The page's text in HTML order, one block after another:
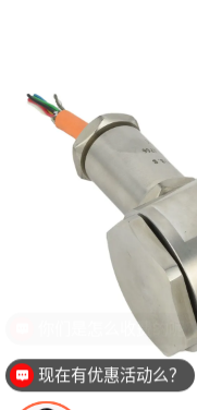
现在有优惠活动么？